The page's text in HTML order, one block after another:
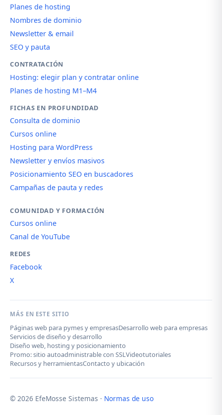
Planes de hosting
Nombres de dominio
Newsletter & email
SEO y pauta
CONTRATACIÓN
Hosting: elegir plan y contratar online
Planes de hosting M1–M4
FICHAS EN PROFUNDIDAD
Consulta de dominio
Cursos online
Hosting para WordPress
Newsletter y envíos masivos
Posicionamiento SEO en buscadores
Campañas de pauta y redes
COMUNIDAD Y FORMACIÓN
Cursos online
Canal de YouTube
REDES
Facebook
X
MÁS EN ESTE SITIO
Páginas web para pymes y empresasDesarrollo web para empresas
Servicios de diseño y desarrollo
Diseño web, hosting y posicionamiento
Promo: sitio autoadministrable con SSLVideotutoriales
Recursos y herramientasContacto y ubicación
© 2026 EfeMosse Sistemas · Normas de uso